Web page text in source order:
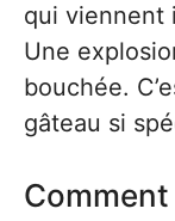
qui viennent
Une
bouchée.
gâteau si